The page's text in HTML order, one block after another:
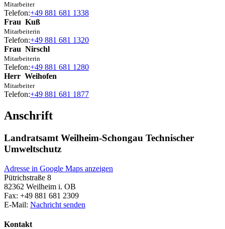
Mitarbeiter
Telefon:+49 881 681 1338
Frau Kuß
Mitarbeiterin
Telefon:+49 881 681 1320
Frau Nirschl
Mitarbeiterin
Telefon:+49 881 681 1280
Herr Weihofen
Mitarbeiter
Telefon:+49 881 681 1877
Anschrift
Landratsamt Weilheim-Schongau Technischer
Umweltschutz
Adresse in Google Maps anzeigen
Pütrichstraße 8
82362 Weilheim i. OB
Fax: +49 881 681 2309
E-Mail: Nachricht senden
Kontakt